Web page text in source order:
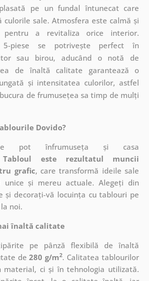
pe un fundal întunecat care
culorile sale. Atmosfera este calmă și
pentru a revitaliza orice interior.
5-piese se potrivește perfect în
sau birou, aducând o notă de
de înaltă calitate garantează o
și intensitatea culorilor, astfel
de frumusețea sa timp de mulți
Dovido?
pot înfrumuseța și casa
Tabloul este rezultatul muncii
grafic, caretransformă ideile sale
și mereu actuale. Alegeți din
și decorați-vă locuința cu tablouri pe
noi.
înaltă calitate
pe pânză flexibilă de înaltă
de280 g/m2. Calitatea tablourilor
material, ci și în tehnologia utilizată.